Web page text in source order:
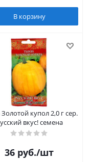
В корзину
купол 2,0 г сер.
вкус! семена
36 руб./шт